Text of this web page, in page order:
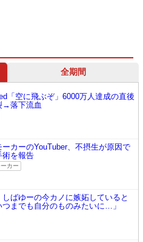
全期間
「空に飛ぶぞ」6000万人達成の直後
→落下流血
カーのYouTuber、不摂生が原因で
術を報告
カー
しばゆーの今カノに嫉妬していると
つまでも自分のものみたいに…」